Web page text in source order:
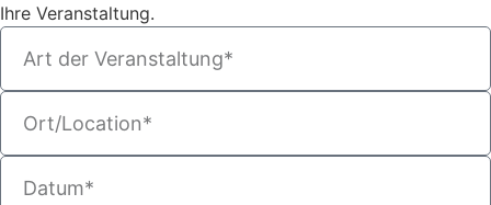
Ihre Veranstaltung.